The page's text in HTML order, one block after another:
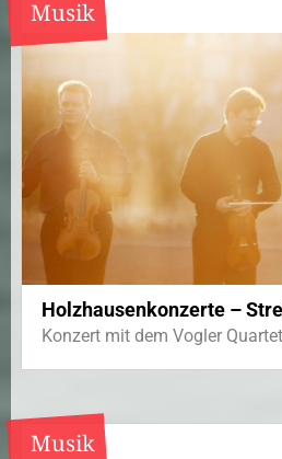
Musik
Holzhausenkonzerte –
Konzert mit dem Vogler
Musik